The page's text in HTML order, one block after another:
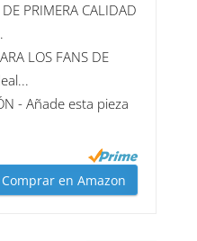
PRIMERA CALIDAD
LOS FANS DE
- Añade esta pieza
Comprar en Amazon